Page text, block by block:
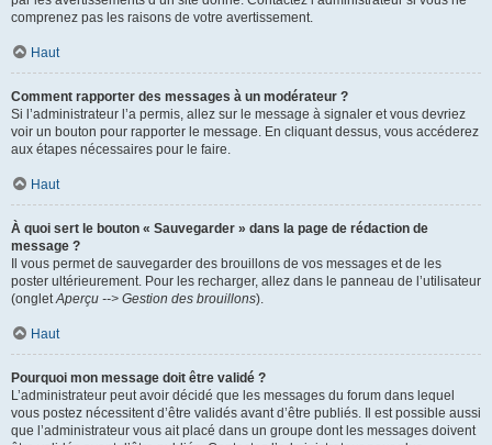
comprenez pas les raisons de votre avertissement.
Haut
Comment rapporter des messages à un modérateur ?
Si l’administrateur l’a permis, allez sur le message à signaler et vous devriez
voir un bouton pour rapporter le message. En cliquant dessus, vous accéderez
aux étapes nécessaires pour le faire.
Haut
À quoi sert le bouton « Sauvegarder » dans la page de rédaction de
message ?
Il vous permet de sauvegarder des brouillons de vos messages et de les
poster ultérieurement. Pour les recharger, allez dans le panneau de l’utilisateur
(ongletAperçu --> Gestion des brouillons).
Haut
Pourquoi mon message doit être validé ?
L’administrateur peut avoir décidé que les messages du forum dans lequel
vous postez nécessitent d’être validés avant d’être publiés. Il est possible aussi
que l’administrateur vous ait placé dans un groupe dont les messages doivent